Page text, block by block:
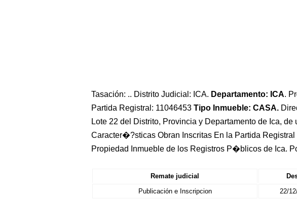
Tasación: .. Distrito Judicial: ICA. Departamento: ICA.
Partida Registral: 11046453 Tipo Inmueble: CASA.
Lote 22 del Distrito, Provincia y Departamento de Ica,
Caracter�?sticas Obran Inscritas En la Partida
Propiedad Inmueble de los Registros P�blicos de Ica.
Remate judicial
Publicación e Inscripcion
22/